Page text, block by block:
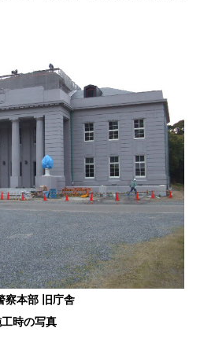
察本部 旧庁舎
時の写真